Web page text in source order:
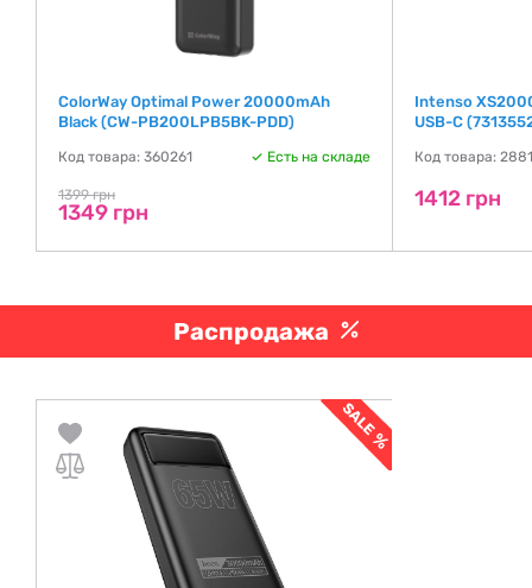
ColorWay Optimal Power 20000mAh
Black (CW-PB200LPB5BK-PDD)
Код товара: 360261 Есть на складе
1399 грн
1349 грн
Intenso
USB-C
Код товара:
1412 грн
Распродажа